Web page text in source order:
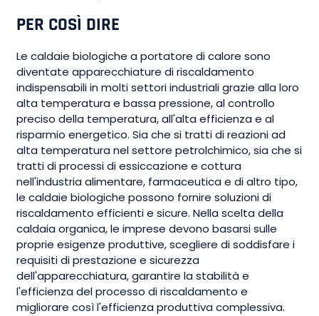
PER COSÌ DIRE
Le caldaie biologiche a portatore di calore sono
diventate apparecchiature di riscaldamento
indispensabili in molti settori industriali grazie alla loro
alta temperatura e bassa pressione, al controllo
preciso della temperatura, all'alta efficienza e al
risparmio energetico. Sia che si tratti di reazioni ad
alta temperatura nel settore petrolchimico, sia che si
tratti di processi di essiccazione e cottura
nell'industria alimentare, farmaceutica e di altro tipo,
le caldaie biologiche possono fornire soluzioni di
riscaldamento efficienti e sicure. Nella scelta della
caldaia organica, le imprese devono basarsi sulle
proprie esigenze produttive, scegliere di soddisfare i
requisiti di prestazione e sicurezza
dell'apparecchiatura, garantire la stabilità e
l'efficienza del processo di riscaldamento e
migliorare così l'efficienza produttiva complessiva.